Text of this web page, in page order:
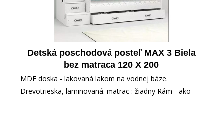
Detská poschodová posteľ MAX 3 Biela
bez matraca 120 X 200
MDF doska - lakovaná lakom na vodnej báze.
Drevotrieska, laminovaná. matrac : žiadny Rám - ako